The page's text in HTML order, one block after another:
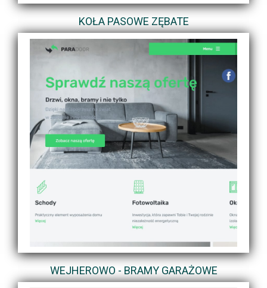
KOŁA PASOWE ZĘBATE
WEJHEROWO - BRAMY GARAŻOWE